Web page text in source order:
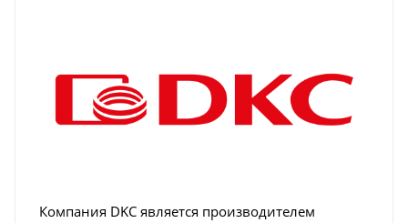
Компания DKC является производителем